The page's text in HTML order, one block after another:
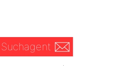
Suchagent